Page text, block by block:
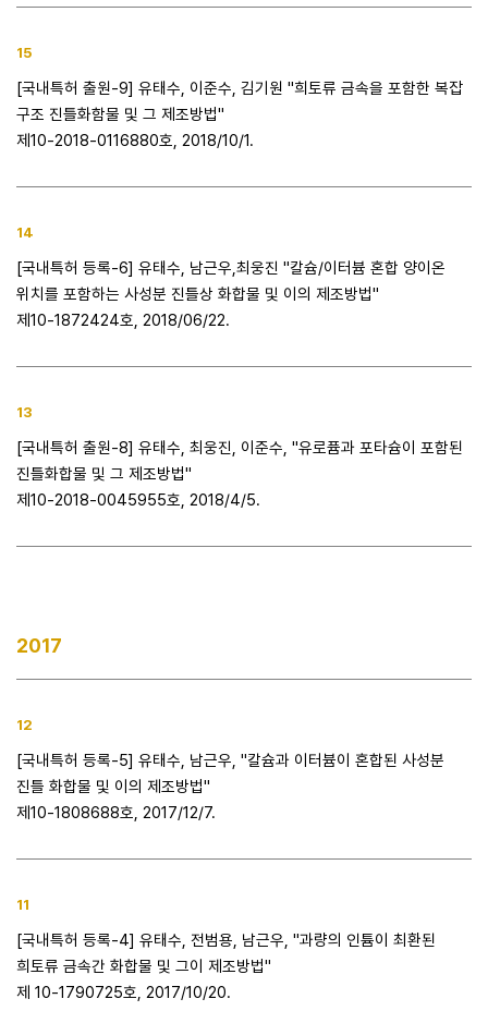
15
[국내특허 출원-9] 유태수, 이준수, 김기원 "희토류 금속을 포함한 복잡
구조 진틀화함물 및 그 제조방법"
제10-2018-0116880호, 2018/10/1.
14
[국내특허 등록-6] 유태수, 남근우,최웅진 "칼슘/이터븀 혼합 양이온
위치를 포함하는 사성분 진틀상 화합물 및 이의 제조방법"
제10-1872424호, 2018/06/22.
13
[국내특허 출원-8] 유태수, 최웅진, 이준수, "유로퓸과 포타슘이 포함된
진틀화합물 및 그 제조방법"
제10-2018-0045955호, 2018/4/5.
2017
12
[국내특허 등록-5] 유태수, 남근우, "칼슘과 이터븀이 혼합된 사성분
진틀 화합물 및 이의 제조방법"
제10-1808688호, 2017/12/7.
11
[국내특허 등록-4] 유태수, 전범용, 남근우, "과량의 인튬이 최환된
희토류 금속간 화합물 및 그이 제조방법"
제 10-1790725호, 2017/10/20.